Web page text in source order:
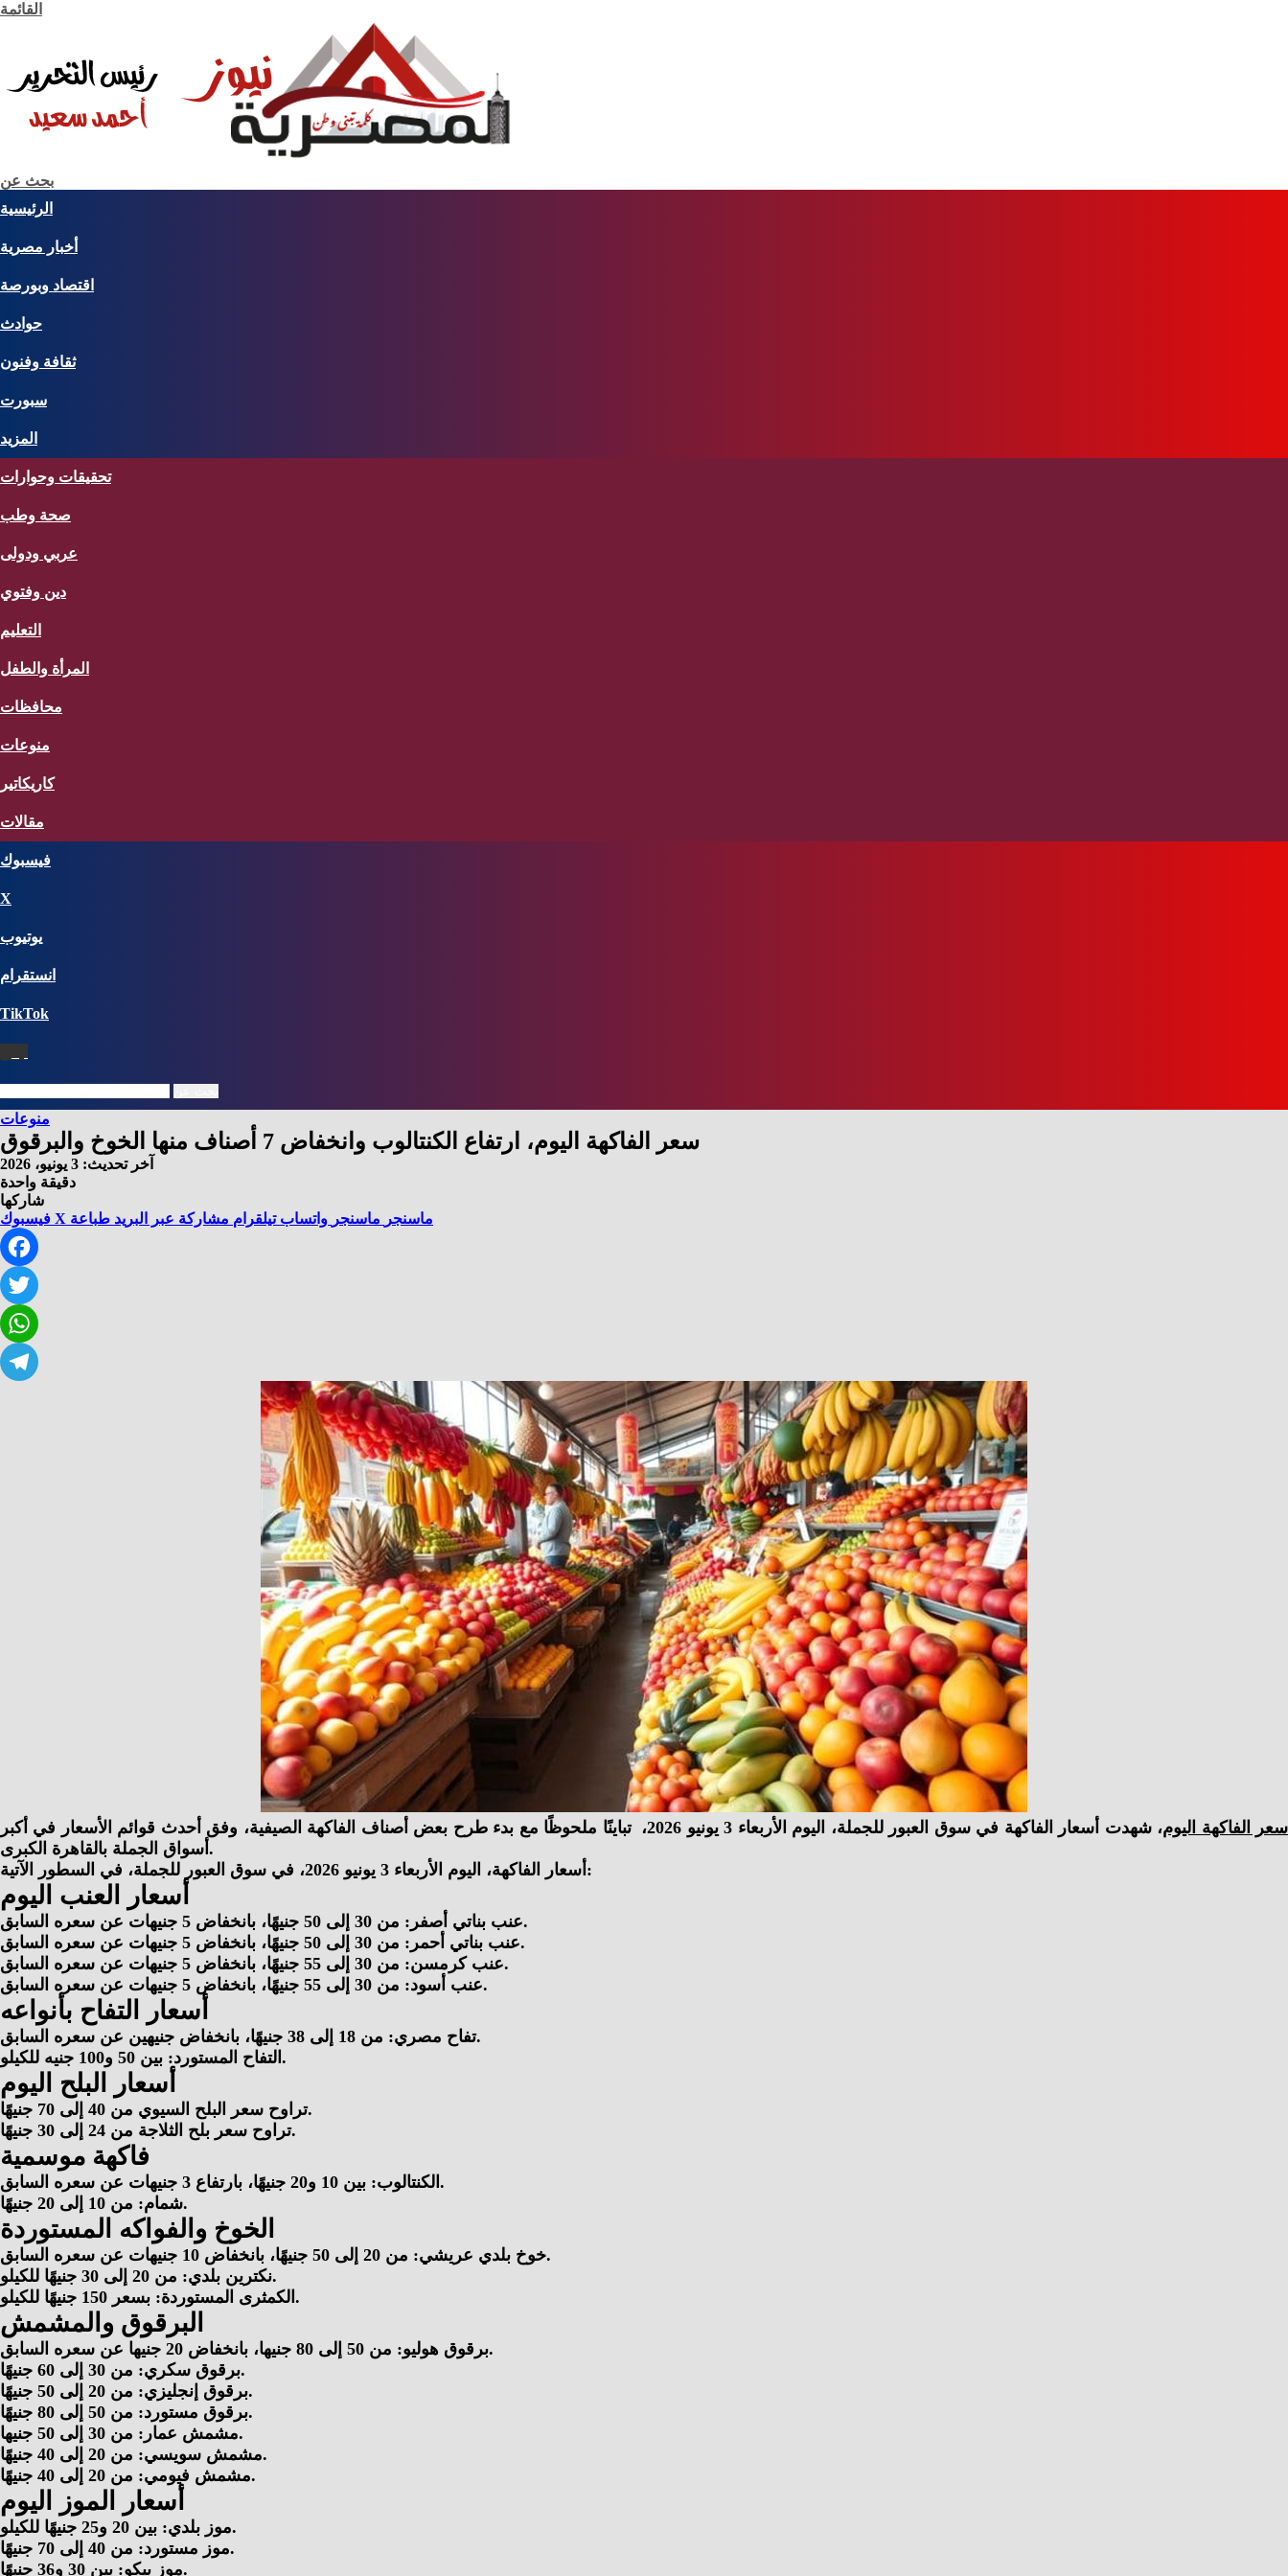
القائمة
بحث عن
الرئيسية
أخبار مصرية
اقتصاد وبورصة
حوادث
ثقافة وفنون
سبورت
المزيد
تحقيقات وحوارات
صحة وطب
عربي ودولى
دين وفتوي
التعليم
المرأة والطفل
محافظات
منوعات
كاريكاتير
مقالات
فيسبوك
X
يوتيوب
انستقرام
‫TikTok
منوعات
سعر الفاكهة اليوم، ارتفاع الكنتالوب وانخفاض 7 أصناف منها الخوخ والبرقوق
آخر تحديث: 3 يونيو، 2026
دقيقة واحدة
شاركها
فيسبوك X ماسنجر ماسنجر واتساب تيلقرام مشاركة عبر البريد طباعة
Telegram
سعر الفاكهة اليوم
، شهدت أسعار الفاكهة في سوق العبور للجملة، اليوم الأربعاء 3 يونيو 2026، تباينًا ملحوظًا مع بدء طرح بعض أصناف الفاكهة الصيفية، وفق أحدث قوائم الأسعار في أكبر
أسواق الجملة بالقاهرة الكبرى.
أسعار الفاكهة، اليوم الأربعاء 3 يونيو 2026، في سوق العبور للجملة، في السطور الآتية:
أسعار العنب اليوم
عنب بناتي أصفر: من 30 إلى 50 جنيهًا، بانخفاض 5 جنيهات عن سعره السابق.
عنب بناتي أحمر: من 30 إلى 50 جنيهًا، بانخفاض 5 جنيهات عن سعره السابق.
عنب كرمسن: من 30 إلى 55 جنيهًا، بانخفاض 5 جنيهات عن سعره السابق.
عنب أسود: من 30 إلى 55 جنيهًا، بانخفاض 5 جنيهات عن سعره السابق.
أسعار التفاح بأنواعه
تفاح مصري: من 18 إلى 38 جنيهًا، بانخفاض جنيهين عن سعره السابق.
التفاح المستورد: بين 50 و100 جنيه للكيلو.
أسعار البلح اليوم
تراوح سعر البلح السيوي من 40 إلى 70 جنيهًا.
تراوح سعر بلح الثلاجة من 24 إلى 30 جنيهًا.
فاكهة موسمية
الكنتالوب: بين 10 و20 جنيهًا، بارتفاع 3 جنيهات عن سعره السابق.
شمام: من 10 إلى 20 جنيهًا.
الخوخ والفواكه المستوردة
خوخ بلدي عريشي: من 20 إلى 50 جنيهًا، بانخفاض 10 جنيهات عن سعره السابق.
نكترين بلدي: من 20 إلى 30 جنيهًا للكيلو.
الكمثرى المستوردة: بسعر 150 جنيهًا للكيلو.
البرقوق والمشمش
برقوق هوليو: من 50 إلى 80 جنيها، بانخفاض 20 جنيها عن سعره السابق.
برقوق سكري: من 30 إلى 60 جنيهًا.
برقوق إنجليزي: من 20 إلى 50 جنيهًا.
برقوق مستورد: من 50 إلى 80 جنيهًا.
مشمش عمار: من 30 إلى 50 جنيها.
مشمش سويسي: من 20 إلى 40 جنيهًا.
مشمش فيومي: من 20 إلى 40 جنيهًا.
أسعار الموز اليوم
موز بلدي: بين 20 و25 جنيهًا للكيلو.
موز مستورد: من 40 إلى 70 جنيهًا.
موز بيكو: بين 30 و36 جنيهًا.